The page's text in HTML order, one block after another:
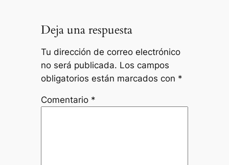
Deja una respuesta
Tu dirección de correo electrónico
no será publicada. Los campos
obligatorios están marcados con *
Comentario *